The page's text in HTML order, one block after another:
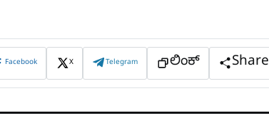
Facebook X Telegram ಲಿಂಕ್ Share